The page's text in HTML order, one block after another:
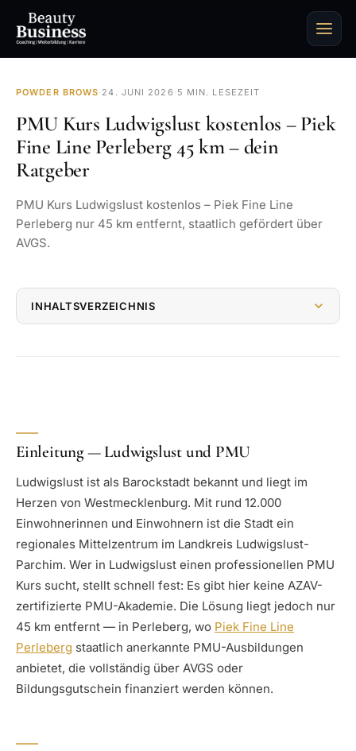
POWDER BROWS· 24. JUNI 2026 · 5 MIN. LESEZEIT
PMU Kurs Ludwigslust kostenlos – Piek
Fine Line Perleberg 45 km – dein
Ratgeber
PMU Kurs Ludwigslust kostenlos – Piek Fine Line
Perleberg nur 45 km entfernt, staatlich gefördert über
AVGS.
INHALTSVERZEICHNIS
Einleitung — Ludwigslust und PMU
Ludwigslust ist als Barockstadt bekannt und liegt im
Herzen von Westmecklenburg. Mit rund 12.000
Einwohnerinnen und Einwohnern ist die Stadt ein
regionales Mittelzentrum im Landkreis Ludwigslust-
Parchim. Wer in Ludwigslust einen professionellen PMU
Kurs sucht, stellt schnell fest: Es gibt hier keine AZAV-
zertifizierte PMU-Akademie. Die Lösung liegt jedoch nur
45 km entfernt — in Perleberg, wo Piek Fine Line
Perleberg staatlich anerkannte PMU-Ausbildungen
anbietet, die vollständig über AVGS oder
Bildungsgutschein finanziert werden können.